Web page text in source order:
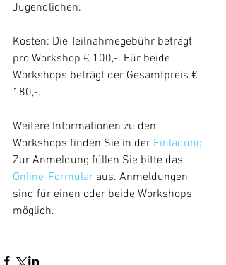
Jugendlichen.
Kosten: Die Teilnahmegebühr beträgt
pro Workshop € 100,-. Für beide
Workshops beträgt der Gesamtpreis €
180,-.
Weitere Informationen zu den
Workshops finden Sie in der Einladung.
Zur Anmeldung füllen Sie bitte das
Online-Formular aus. Anmeldungen
sind für einen oder beide Workshops
möglich.